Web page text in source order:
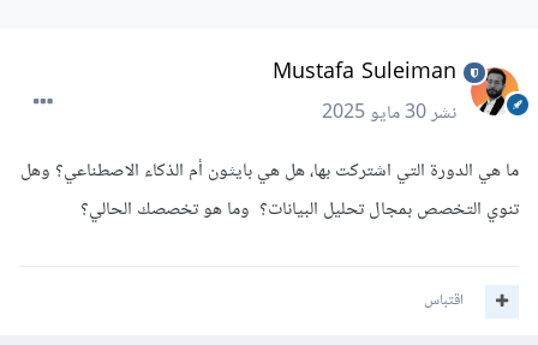
Mustafa Suleiman
نشر30 مايو 2025
ما هي الدورة التي اشتركت بها، هل هي بايثون أم الذكاء الاصطناعي؟ وهل
تنوي التخصص بمجال تحليل البيانات؟ وما هو تخصصك الحالي؟
اقتباس